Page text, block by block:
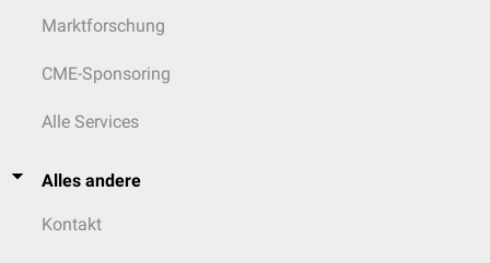
Marktforschung
CME-Sponsoring
Alle Services
Alles andere
Kontakt